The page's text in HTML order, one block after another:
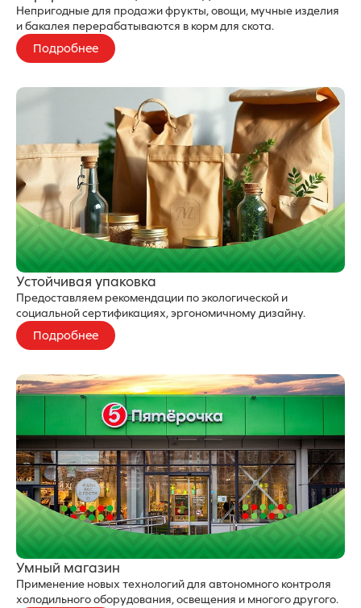
Непригодные для продажи фрукты, овощи, мучные изделия
и бакалея перерабатываются в корм для скота.
Подробнее
Устойчивая упаковка
Предоставляем рекомендации по экологической и
социальной сертификациях, эргономичному дизайну.
Подробнее
Умный магазин
Применение новых технологий для автономного контроля
холодильного оборудования, освещения и многого другого.